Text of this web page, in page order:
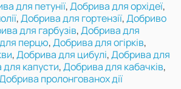
для петунії,Добрива для орхідеї,
,Добрива для гортензії,Добриво
для гарбузів,Добрива для
перцю,Добрива для огірків,
,Добрива для цибулі,Добрива для
капусти,Добрива для кабачків,
пролонгованох дії